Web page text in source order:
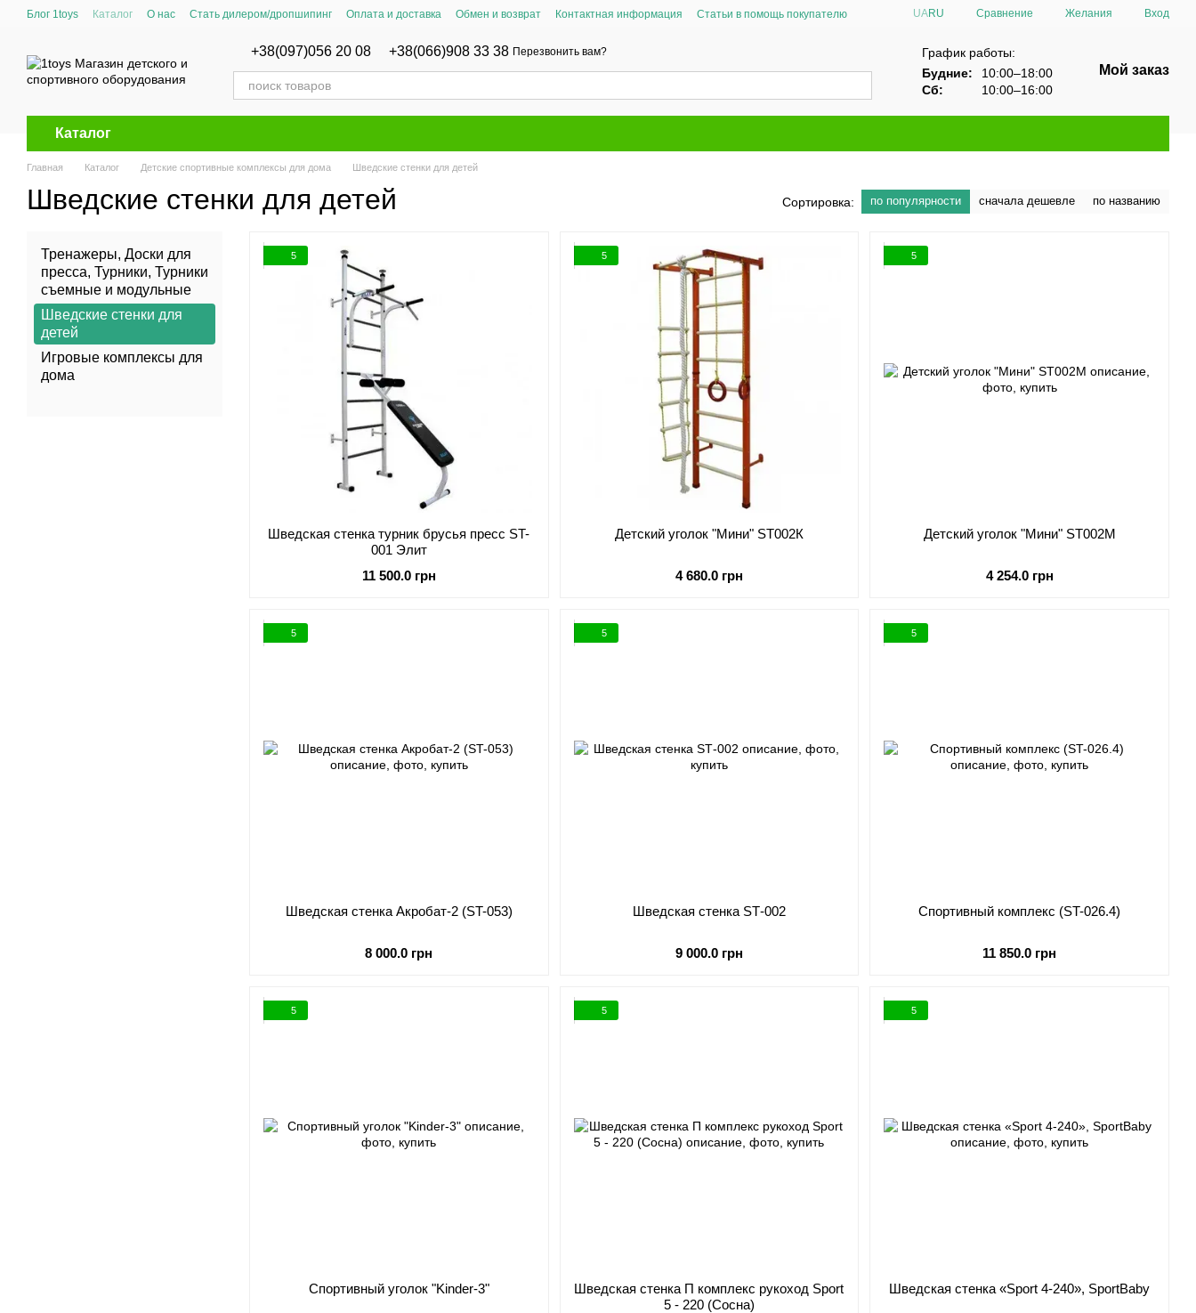
Перейти к основному контенту
Блог 1toys Каталог О нас Стать дилером/дропшипинг Оплата и доставка Обмен и возврат Контактная информация
Статьи в помощь покупателю
UARU Сравнение Желания Вход
+38(097)056 20 08 +38(066)908 33 38 Перезвонить вам?
График работы:
Будние:
10:00–18:00
Сб:
10:00–16:00
Мой заказ
Каталог
Главная Каталог Детские спортивные комплексы для дома Шведские стенки для детей
Шведские стенки для детей Сортировка: по популярности сначала дешевле по названию
5
Шведская стенка турник брусья пресс ST-
001 Элит
11 500.0 грн
5
Детский уголок "Мини" ST002К
4 680.0 грн
5
Детский уголок "Мини" ST002M
4 254.0 грн
5
Шведская стенка Акробат-2 (ST-053)
8 000.0 грн
5
Шведская стенка SТ-002
9 000.0 грн
5
Спортивный комплекс (ST-026.4)
11 850.0 грн
5
Спортивный уголок "Kinder-3"
5
Шведская стенка П комплекс рукоход Sport
5 - 220 (Сосна)
5
Шведская стенка «Sport 4-240», SportBaby
Тренажеры, Доски для
пресса, Турники, Турники
съемные и модульные
Шведские стенки для
детей
Игровые комплексы для
дома